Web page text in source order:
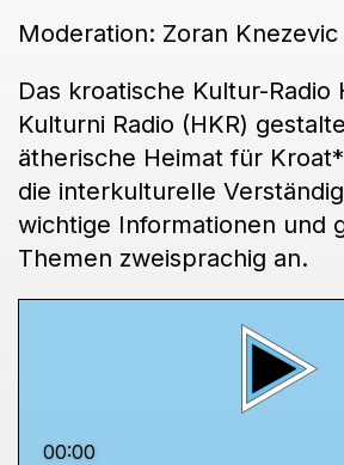
Moderation: Zoran Knezevic
Das kroatische Kultur-Radio
Kulturni Radio (HKR)
ätherische Heimat für
die interkulturelle
wichtige Informationen und
Themen zweisprachig an.
00:00